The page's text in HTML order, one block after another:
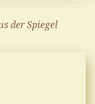
der Spiegel